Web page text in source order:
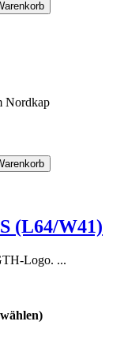
Nordkap
(L64/W41)
Logo. ...